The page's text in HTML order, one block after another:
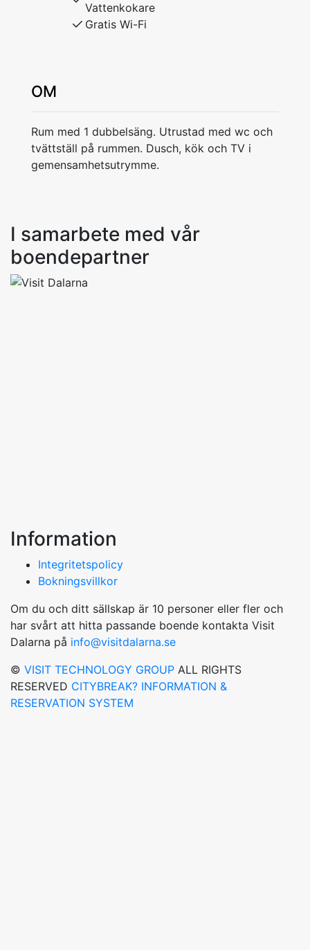
Vattenkokare
Gratis Wi-Fi
OM
Rum med 1 dubbelsäng. Utrustad med wc och
tvättställ på rummen. Dusch, kök och TV i
gemensamhetsutrymme.
I samarbete med vår
boendepartner
Information
Integritetspolicy
Bokningsvillkor
Om du och ditt sällskap är 10 personer eller fler och
har svårt att hitta passande boende kontakta Visit
Dalarna på info@visitdalarna.se
© VISIT TECHNOLOGY GROUP ALL RIGHTS
RESERVED CITYBREAK? INFORMATION &
RESERVATION SYSTEM